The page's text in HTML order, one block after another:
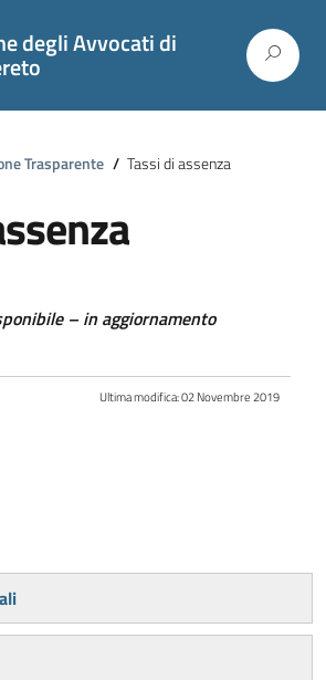
degli Avvocati di
Trasparente / Tassi di assenza
– in aggiornamento
Ultima modifica:02 Novembre 2019